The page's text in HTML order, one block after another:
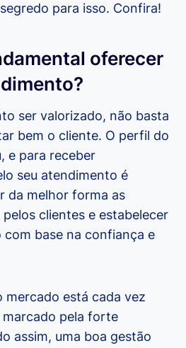
para isso. Confira!
oferecer
ser valorizado, não basta
bem o cliente. O perfil do
e para receber
seu atendimento é
da melhor forma as
clientes e estabelecer
base na confiança e
mercado está cada vez
pela forte
assim, uma boa gestão